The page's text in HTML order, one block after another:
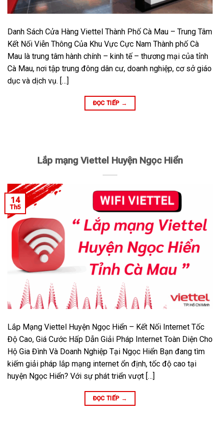
Danh Sách Cửa Hàng Viettel Thành Phố Cà Mau – Trung Tâm
Kết Nối Viễn Thông Của Khu Vực Cực Nam Thành phố Cà
Mau là trung tâm hành chính – kinh tế – thương mại của tỉnh
Cà Mau, nơi tập trung đông dân cư, doanh nghiệp, cơ sở giáo
dục và dịch vụ. […]
ĐỌC TIẾP →
Lắp mạng Viettel Huyện Ngọc Hiển
14
Th5
Lắp Mạng Viettel Huyện Ngọc Hiển – Kết Nối Internet Tốc
Độ Cao, Giá Cước Hấp Dẫn Giải Pháp Internet Toàn Diện Cho
Hộ Gia Đình Và Doanh Nghiệp Tại Ngọc Hiển Bạn đang tìm
kiếm giải pháp lắp mạng internet ổn định, tốc độ cao tại
huyện Ngọc Hiển? Với sự phát triển vượt […]
ĐỌC TIẾP →